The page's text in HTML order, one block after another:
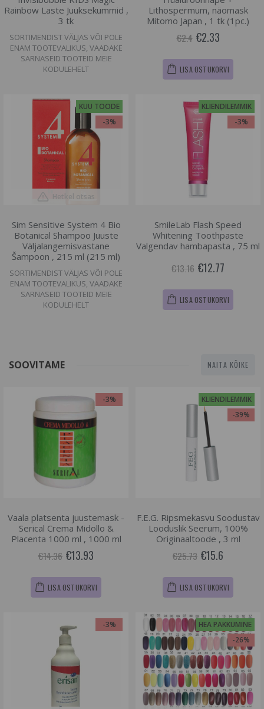
Rainbow Laste Juuksekummid ,
3 tk
SORTIMENDIST VÄLJAS VÕI POLE
ENAM TOOTEVALIKUS, VAADAKE
SARNASEID TOOTEID MEIE
KODULEHELT
Lithospermum, näomask
Mitomo Japan , 1 tk (1pc.)
€2.4 €2.33
LISA OSTUKORVI
KUU TOODE
-3%
Hetkel otsas
Sim Sensitive System 4 Bio
Botanical Shampoo Juuste
Väljalangemisvastane
Šampoon , 215 ml (215 ml)
SORTIMENDIST VÄLJAS VÕI POLE
ENAM TOOTEVALIKUS, VAADAKE
SARNASEID TOOTEID MEIE
KODULEHELT
KLIENDILEMMIK
-3%
SmileLab Flash Speed
Whitening Toothpaste
Valgendav hambapasta , 75 ml
€13.16 €12.77
LISA OSTUKORVI
SOOVITAME NAITA KÕIKE
-3%
Vaala platsenta juustemask -
Serical Crema Midollo &
Placenta 1000 ml , 1000 ml
€14.36 €13.93
LISA OSTUKORVI
KLIENDILEMMIK
-39%
F.E.G. Ripsmekasvu Soodustav
Looduslik Seerum, 100%
Originaaltoode , 3 ml
€25.73 €15.6
LISA OSTUKORVI
-3%
HEA PAKKUMINE
-26%